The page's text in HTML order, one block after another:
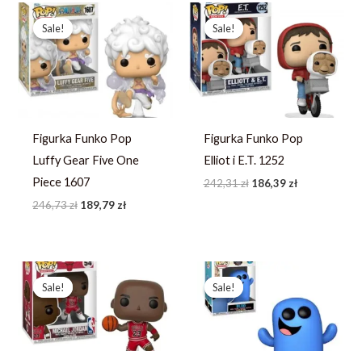
Sale!
Sale!
Figurka Funko Pop
Luffy Gear Five One
Piece 1607
246,73zł
Pierwotna
cena
wynosiła:
246,73 zł.
189,79zł
cena
wynosi:
189,79 zł.
Sale!
Sale!
Figurka Funko Pop
Elliot i E.T. 1252
242,31zł
Pierwotna
cena
wynosiła:
242,31 zł.
186,39zł
cena
wynosi:
186,39 zł.
Sale!
Sale!
Pierwotna
cena
wynosiła:
243,61 zł.
cena
wynosi:
187,39 zł.
Sale!
Sale!
Pierwotna
cena
wynosiła:
81,19 zł.
wynosi:
57,99 zł.